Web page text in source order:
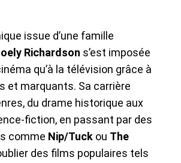
issue d’une famille
Richardson s’est imposée
qu’à la télévision grâce à
et marquants. Sa carrière
du drame historique aux
fiction, en passant par des
comme Nip/Tuck ou The
des films populaires tels